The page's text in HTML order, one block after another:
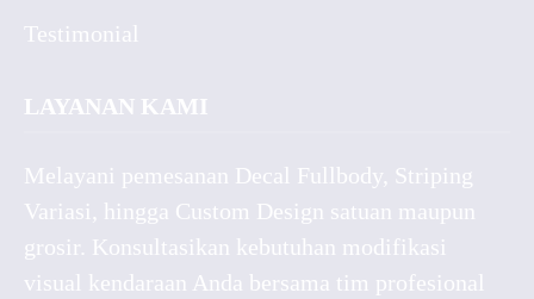
Testimonial
LAYANAN KAMI
Melayani pemesanan Decal Fullbody, Striping
Variasi, hingga Custom Design satuan maupun
grosir. Konsultasikan kebutuhan modifikasi
visual kendaraan Anda bersama tim profesional